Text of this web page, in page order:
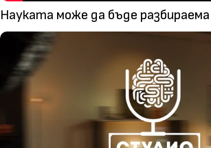
Науката може да бъде разбираема